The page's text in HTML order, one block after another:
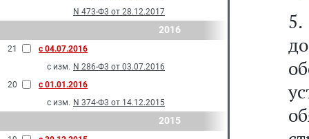
N 473-Ф3 от 28.12.2017
2016
21
с 04.07.2016
с изм. N 286-Ф3 от 03.07.2016
20
с 01.01.2016
с изм. N 374-Ф3 от 14.12.2015
2015